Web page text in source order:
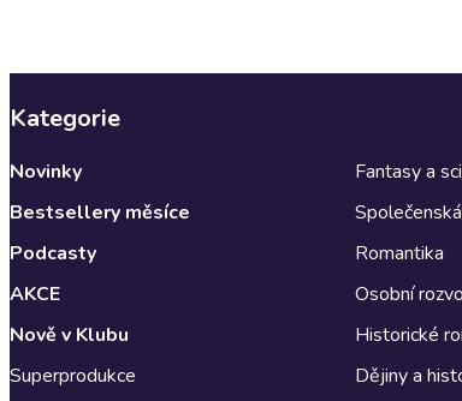
Kategorie
Novinky
Bestsellery měsíce
Podcasty
AKCE
Nově v Klubu
Superprodukce
Fantasy a
Romantika
Osobní
Historické
Dějiny a